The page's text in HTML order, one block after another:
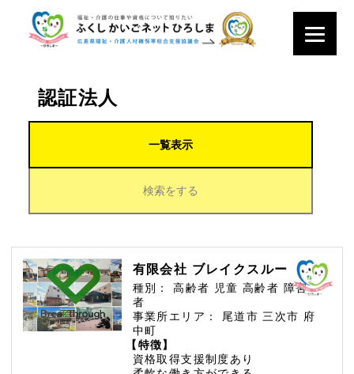
認証法人
一覧表示
検索をする
有限会社 ブレイクスルー
種別： 高齢者 児童高齢者 障害
者
事業所エリア：
尾道市 三次市 府
中町
【特徴】
資格取得支援制度あり